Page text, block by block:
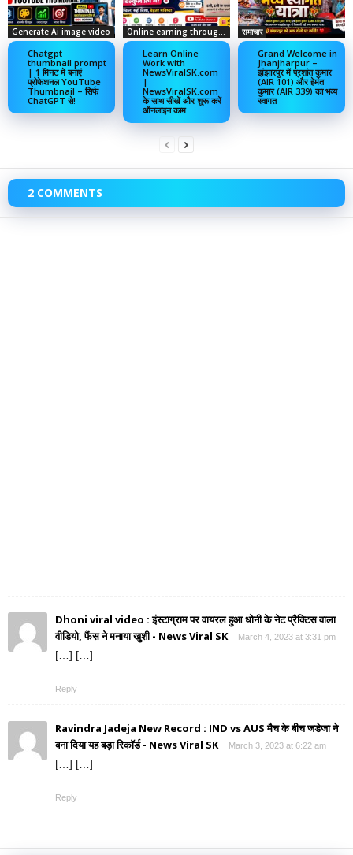
Generate Ai image video
Chatgpt
thumbnail prompt
| 1 मिनट में बनाएं
प्रोफेशनल YouTube
Thumbnail – सिर्फ
ChatGPT से!
Online earning through social media
Learn Online
Work with
NewsViralSK.com
|
NewsViralSK.com
के साथ सीखें और शुरू करें
ऑनलाइन काम
समाचार
Grand Welcome in
Jhanjharpur –
झंझारपुर में प्रशांत कुमार
(AIR 101) और हेमंत
कुमार (AIR 339) का भव्य
स्वागत
2 COMMENTS
Dhoni viral video : इंस्टाग्राम पर वायरल हुआ धोनी के नेट प्रैक्टिस वाला
वीडियो, फैंस ने मनाया खुशी - News Viral SK
March 4, 2023 at 3:31 pm
[…] […]
Reply
Ravindra Jadeja New Record : IND vs AUS मैच के बीच जडेजा ने
बना दिया यह बड़ा रिकॉर्ड - News Viral SK
March 3, 2023 at 6:22 am
[…] […]
Reply